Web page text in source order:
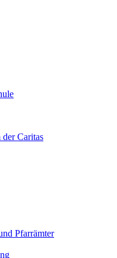
Caritas
Pfarrämter